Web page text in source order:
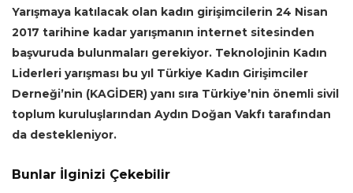
Yarışmaya katılacak olan kadın girişimcilerin 24 Nisan
2017 tarihine kadar yarışmanın internet sitesinden
başvuruda bulunmaları gerekiyor. Teknolojinin Kadın
Liderleri yarışması bu yıl Türkiye Kadın Girişimciler
Derneği’nin (KAGİDER) yanı sıra Türkiye’nin önemli sivil
toplum kuruluşlarından Aydın Doğan Vakfı tarafından
da destekleniyor.
Bunlar İlginizi Çekebilir